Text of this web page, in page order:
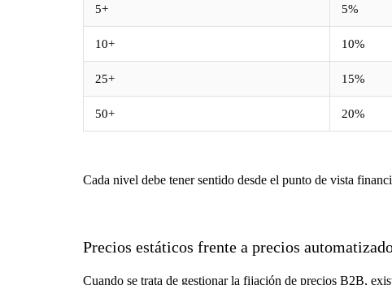
5+ 5%
10+ 10%
25+ 15%
50+ 20%
Cada nivel debe tener sentido desde el punto de vista
Precios estáticos frente a precios
Cuando se trata de gestionar la fijación de precios B2B,